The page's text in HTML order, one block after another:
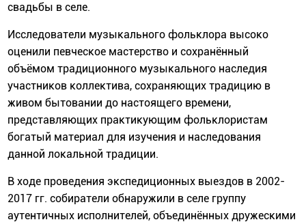
свадьбы в селе.
Исследователи музыкального фольклора высоко
оценили певческое мастерство и сохранённый
объёмом традиционного музыкального наследия
участников коллектива, сохраняющих традицию в
живом бытовании до настоящего времени,
представляющих практикующим фольклористам
богатый материал для изучения и наследования
данной локальной традиции.
В ходе проведения экспедиционных выездов в 2002-
2017 гг. собиратели обнаружили в селе группу
аутентичных исполнителей, объединённых дружескими